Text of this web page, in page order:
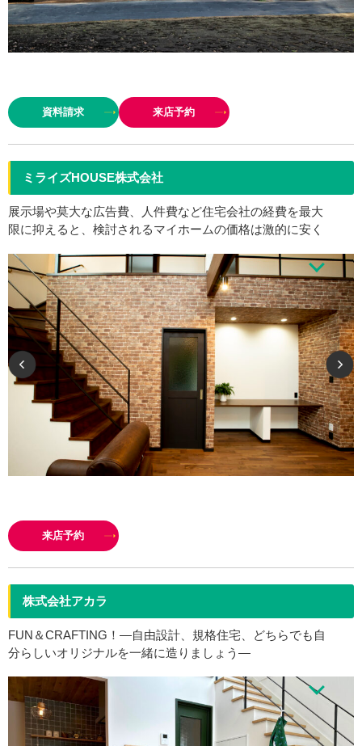
しながら自然（ﾊﾟｯｼﾌﾞ)を感じる家創りを。 すべての敷地が異なる性格を持
つ。家は敷地と住まいになる家族に合わせて…
資料請求 来店予約
ミライズHOUSE株式会社
展示場や莫大な広告費、人件費など住宅会社の経費を最大
限に抑えると、検討されるマイホームの価格は激的に安く
人数ですか？高価なカタログ？住宅会社の莫大な経費の為に、お客様は、高
額なローンを組んで、家をお建てになりますか？大きな住宅会社ならベ…
来店予約
株式会社アカラ
FUN＆CRAFTING！—自由設計、規格住宅、どちらでも自
分らしいオリジナルを一緒に造りましょう―